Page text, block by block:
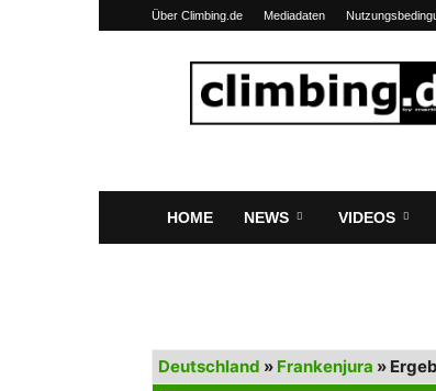
Über Climbing.de Mediadaten
Climbing.de
HOME NEWS VIDEOS
Deutschland » Frankenjura »